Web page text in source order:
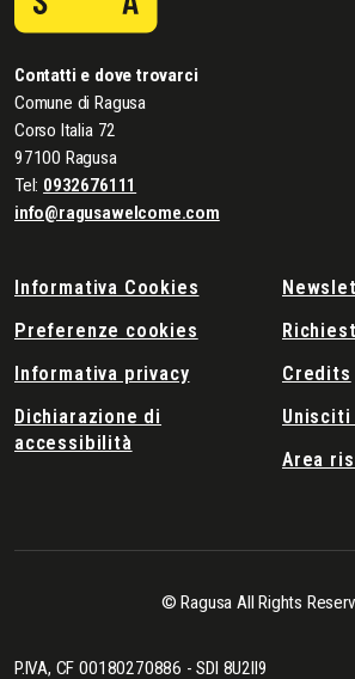
Contatti e dove trovarci
Comune di Ragusa
Corso Italia 72
97100 Ragusa
Tel: 0932676111
info@ragusawelcome.com
Informativa Cookies
Preferenze cookies
Informativa privacy
Dichiarazione di
accessibilità
Credits
Unisciti
Area
© Ragusa All Rights
P.IVA, CF 00180270886 - SDI 8U2II9